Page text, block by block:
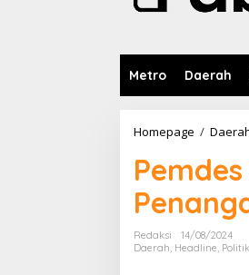
Metro Daerah
Homepage /
Redaksi
14/08/2024
Daerah Headline Politik